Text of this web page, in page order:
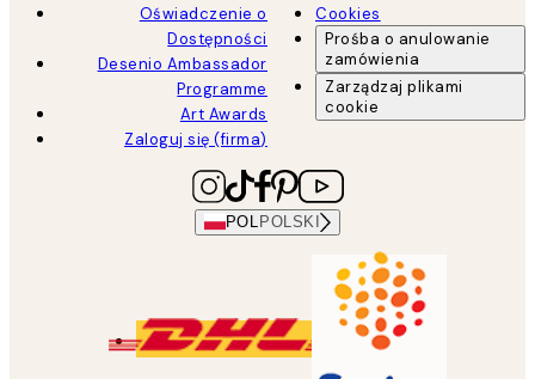
Oświadczenie o
Dostępności
Desenio Ambassador
Programme
Art Awards
Zaloguj się (firma)
Cookies
Prośba o anulowanie
zamówienia
Zarządzaj plikami
cookie
POL POLSKI